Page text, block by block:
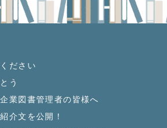
ださい
う
業図書管理者の皆様へ
介文を公開！